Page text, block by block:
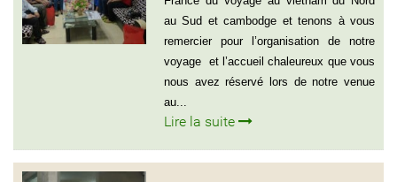
au Sud et cambodge et tenons à vous
remercier pour l’organisation de notre
voyage et l’accueil chaleureux que vous
nous avez réservé lors de notre venue
au...
Lire la suite